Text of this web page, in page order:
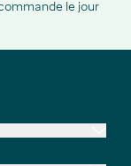
le jour